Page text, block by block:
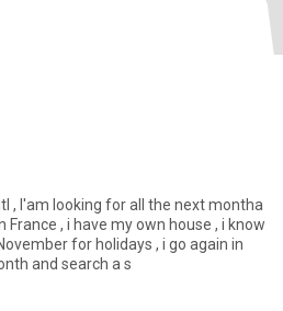
for all the next montha
France , i have my own house , i know
for holidays , i go again in
and search a s